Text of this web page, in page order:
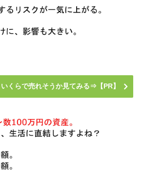
くらで売れそうか見てみる⇒【PR】